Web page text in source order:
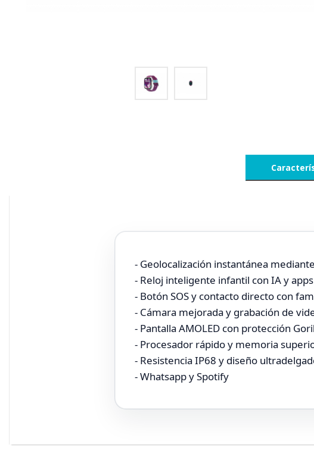
- Geolocalización instantánea
- Reloj inteligente infantil con IA y
- Botón SOS y contacto directo con
- Cámara mejorada y grabación de
- Pantalla AMOLED con protección
- Procesador rápido y memoria
- Resistencia IP68 y diseño
- Whatsapp y Spotify